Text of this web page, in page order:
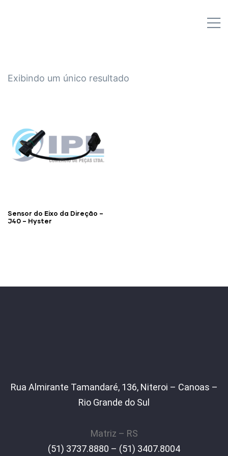
Exibindo um único resultado
Sensor do Eixo da Direção –
J40 – Hyster
Rua Almirante Tamandaré, 136, Niteroi – Canoas –
Rio Grande do Sul
Matriz – RS
(51) 3737.8880 – (51) 3407.8004